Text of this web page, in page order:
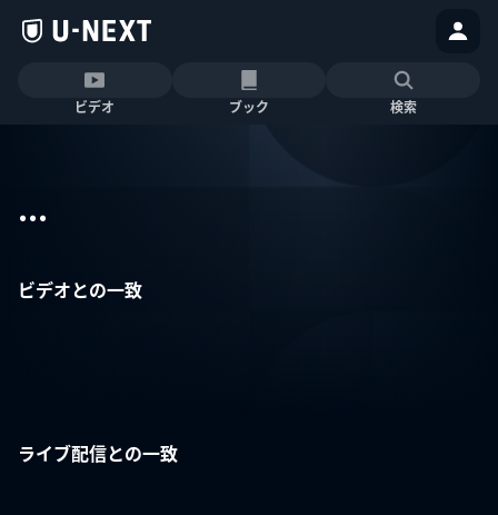
ビデオ ブック 検索
...
ビデオとの一致
ライブ配信との一致